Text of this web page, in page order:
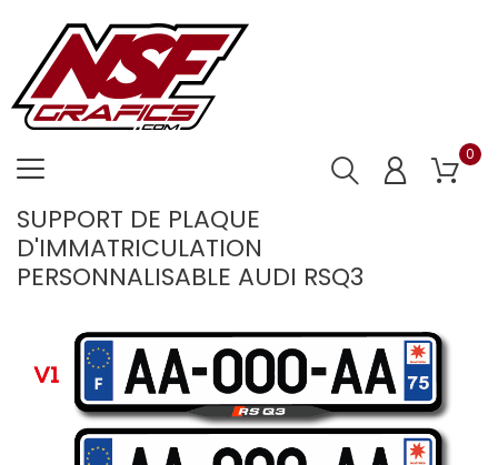
0
SUPPORT DE PLAQUE
D'IMMATRICULATION
PERSONNALISABLE AUDI RSQ3